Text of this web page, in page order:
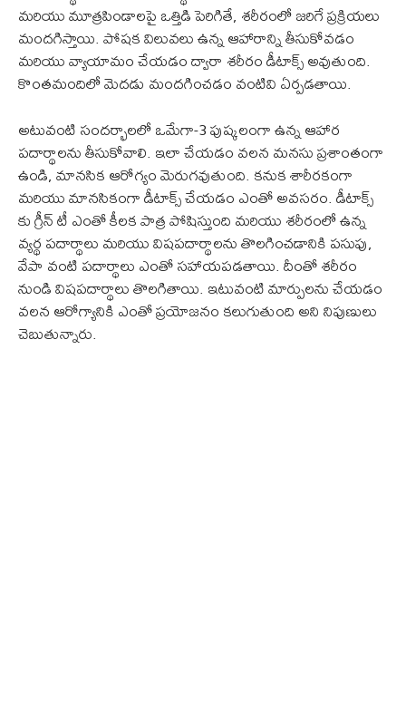
మరియు మూత్రపిండాలపై ఒత్తిడి పెరిగితే, శరీరంలో జరిగే ప్రక్రియలు
మందగిస్తాయి. పోషక విలువలు ఉన్న ఆహారాన్ని తీసుకోవడం
మరియు వ్యాయామం చేయడం ద్వారా శరీరం డీటాక్స్ అవుతుంది.
కొంతమందిలో మెదడు మందగించడం వంటివి ఏర్పడతాయి.
అటువంటి సందర్భాలలో ఒమేగా-3 పుష్కలంగా ఉన్న ఆహార
పదార్థాలను తీసుకోవాలి. ఇలా చేయడం వలన మనసు ప్రశాంతంగా
ఉండి, మానసిక ఆరోగ్యం మెరుగవుతుంది. కనుక శారీరకంగా
మరియు మానసికంగా డీటాక్స్ చేయడం ఎంతో అవసరం. డీటాక్స్‌
కు గ్రీన్ టీ ఎంతో కీలక పాత్ర పోషిస్తుంది మరియు శరీరంలో ఉన్న
వ్యర్థ పదార్థాలు మరియు విషపదార్థాలను తొలగించడానికి పసుపు,
వేపా వంటి పదార్థాలు ఎంతో సహాయపడతాయి. దీంతో శరీరం
నుండి విషపదార్థాలు తొలగితాయి. ఇటువంటి మార్పులను చేయడం
వలన ఆరోగ్యానికి ఎంతో ప్రయోజనం కలుగుతుంది అని నిపుణులు
చెబుతున్నారు.